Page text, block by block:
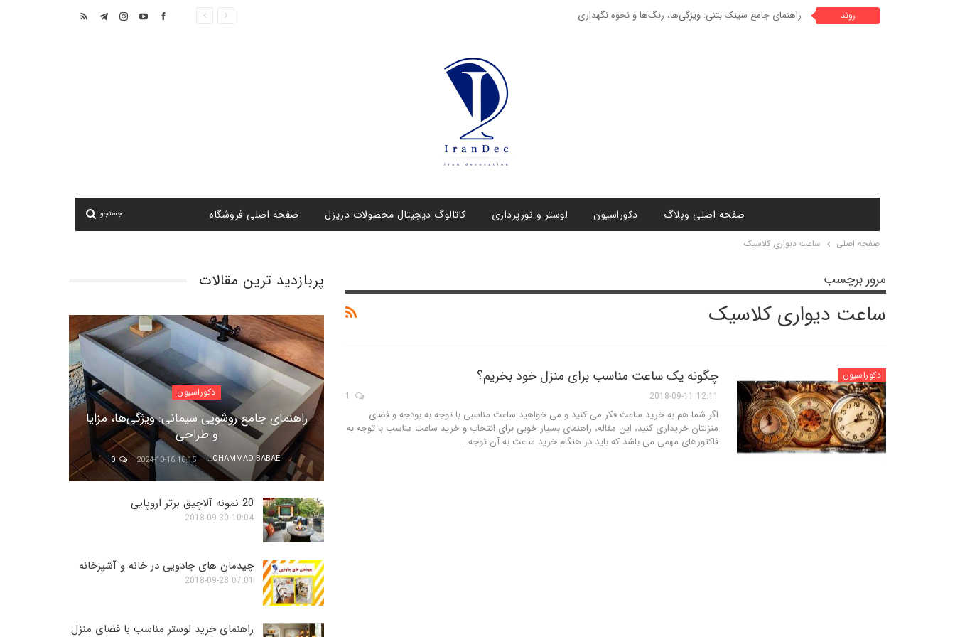
روند راهنمای جامع سینک بتنی: ویژگی‌ها، رنگ‌ها و نحوه نگهداری
صفحه اصلی وبلاگ دکوراسیون لوستر و نورپردازی کاتالوگ دیجیتال محصولات دریزل صفحه اصلی فروشگاه
صفحه اصلی ساعت دیواری کلاسیک
مرور برچسب
ساعت دیواری کلاسیک
دکوراسیون چگونه یک ساعت مناسب برای منزل خود بخریم؟
12:11 2018-09-11
اگر شما هم به خرید ساعت فکر می کنید و می خواهید ساعت مناسبی با توجه به بودجه و فضای
منزلتان خریداری کنید، این مقاله، راهنمای بسیار خوبی برای انتخاب و خرید ساعت مناسب با توجه به
فاکتورهای مهمی می باشد که باید در هنگام خرید ساعت به آن توجه…
پربازدید ترین مقالات
دکوراسیون
راهنمای جامع روشویی‌ سیمانی: ویژگی‌ها، مزایا
و طراحی
MOHAMMAD BABAEI
16:15 2024-10-16
0
20 نمونه آلاچیق برتر اروپایی
10:04 2018-09-30
چیدمان های جادویی در خانه و آشپزخانه
07:01 2018-09-28
راهنمای خرید لوستر مناسب با فضای منزل